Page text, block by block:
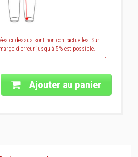
ci-dessus sont non contractuelles. Sur
d'erreur jusqu'à 5% est possible.
Ajouter au panier